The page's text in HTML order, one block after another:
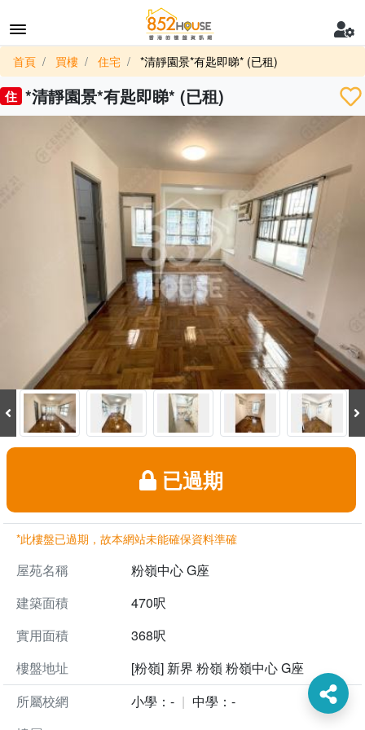
首頁 買樓 住宅 *清靜園景*有匙即睇* (已租)
住 *清靜園景*有匙即睇* (已租)
已過期
*此樓盤已過期，故本網站未能確保資料準確
屋苑名稱
粉嶺中心 G座
建築面積
470呎
實用面積
368呎
樓盤地址
[粉嶺] 新界 粉嶺 粉嶺中心 G座
所屬校網
小學：-
中學：-